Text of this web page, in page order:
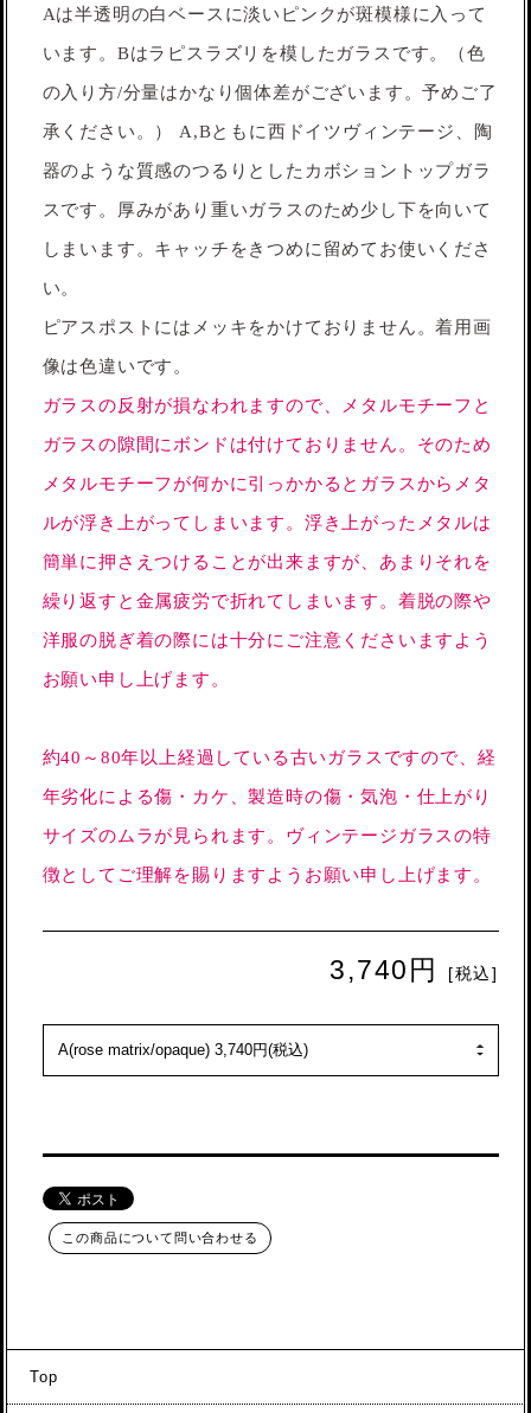
Aは半透明の白ベースに淡いピンクが斑模様に入って
います。Bはラピスラズリを模したガラスです。（色
の入り方/分量はかなり個体差がございます。予めご了
承ください。） A,Bともに西ドイツヴィンテージ、陶
器のような質感のつるりとしたカボショントップガラ
スです。厚みがあり重いガラスのため少し下を向いて
しまいます。キャッチをきつめに留めてお使いくださ
い。
ピアスポストにはメッキをかけておりません。着用画
像は色違いです。
ガラスの反射が損なわれますので、メタルモチーフと
ガラスの隙間にボンドは付けておりません。そのため
メタルモチーフが何かに引っかかるとガラスからメタ
ルが浮き上がってしまいます。浮き上がったメタルは
簡単に押さえつけることが出来ますが、あまりそれを
繰り返すと金属疲労で折れてしまいます。着脱の際や
洋服の脱ぎ着の際には十分にご注意くださいますよう
お願い申し上げます。
約40～80年以上経過している古いガラスですので、経
年劣化による傷・カケ、製造時の傷・気泡・仕上がり
サイズのムラが見られます。ヴィンテージガラスの特
徴としてご理解を賜りますようお願い申し上げます。
3,740円 [税込]
この商品について問い合わせる
Top